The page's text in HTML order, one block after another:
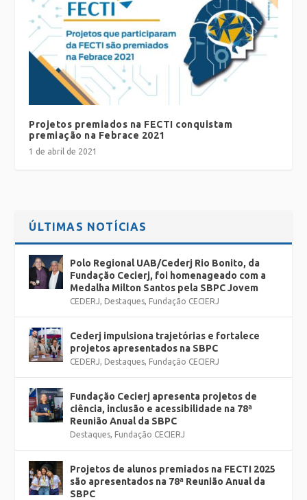
Projetos premiados na FECTI conquistam
premiação na Febrace 2021
1 de abril de 2021
ÚLTIMAS NOTÍCIAS
Polo Regional UAB/Cederj Rio Bonito, da
Fundação Cecierj, foi homenageado com a
Medalha Milton Santos pela SBPC Jovem
CEDERJ, Destaques, Fundação CECIERJ
Cederj impulsiona trajetórias e fortalece
projetos apresentados na SBPC
CEDERJ, Destaques, Fundação CECIERJ
Fundação Cecierj apresenta projetos de
ciência, inclusão e acessibilidade na 78ª
Reunião Anual da SBPC
Destaques, Fundação CECIERJ
Projetos de alunos premiados na FECTI 2025
são apresentados na 78ª Reunião Anual da
SBPC